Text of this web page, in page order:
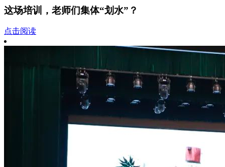
这场培训，老师们集体“划水”？
点击阅读